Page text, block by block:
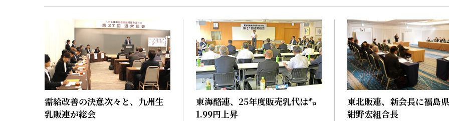
需給改善の決意次々と、九州生
乳販連が総会
東海酪連、25年度販売乳代は㌔
1.99円上昇
東北販連、新会長に福島
紺野宏組合長